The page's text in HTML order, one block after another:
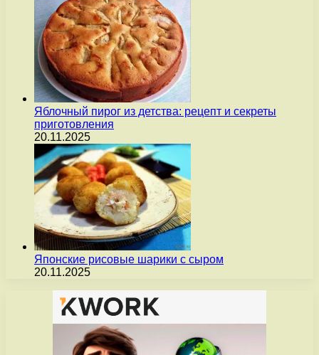
Яблочный пирог из детства: рецепт и секреты
приготовления
20.11.2025
Японские рисовые шарики с сыром
20.11.2025